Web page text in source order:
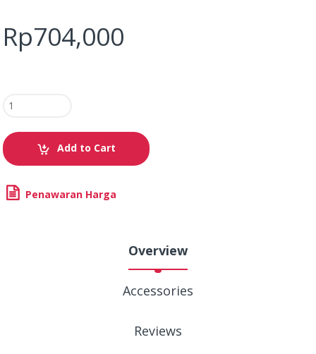
Rp704,000
Add to Cart
Penawaran Harga
Overview
Accessories
Reviews